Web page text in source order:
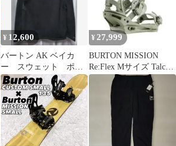
¥ 12,600
バートン AK ベイカ
ー スウェット ポー
ラテック パワースト
レッチ 黒 L
¥ 27,999
BURTON MISSION
Re:Flex Mサイズ Talc
Green